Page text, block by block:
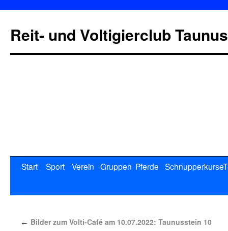
Reit- und Voltigierclub
Start Sport Verein Gruppen Pferde Schnupperkurse
← Bilder zum Volti-Café am 10.07.2022: Taunusstein 10